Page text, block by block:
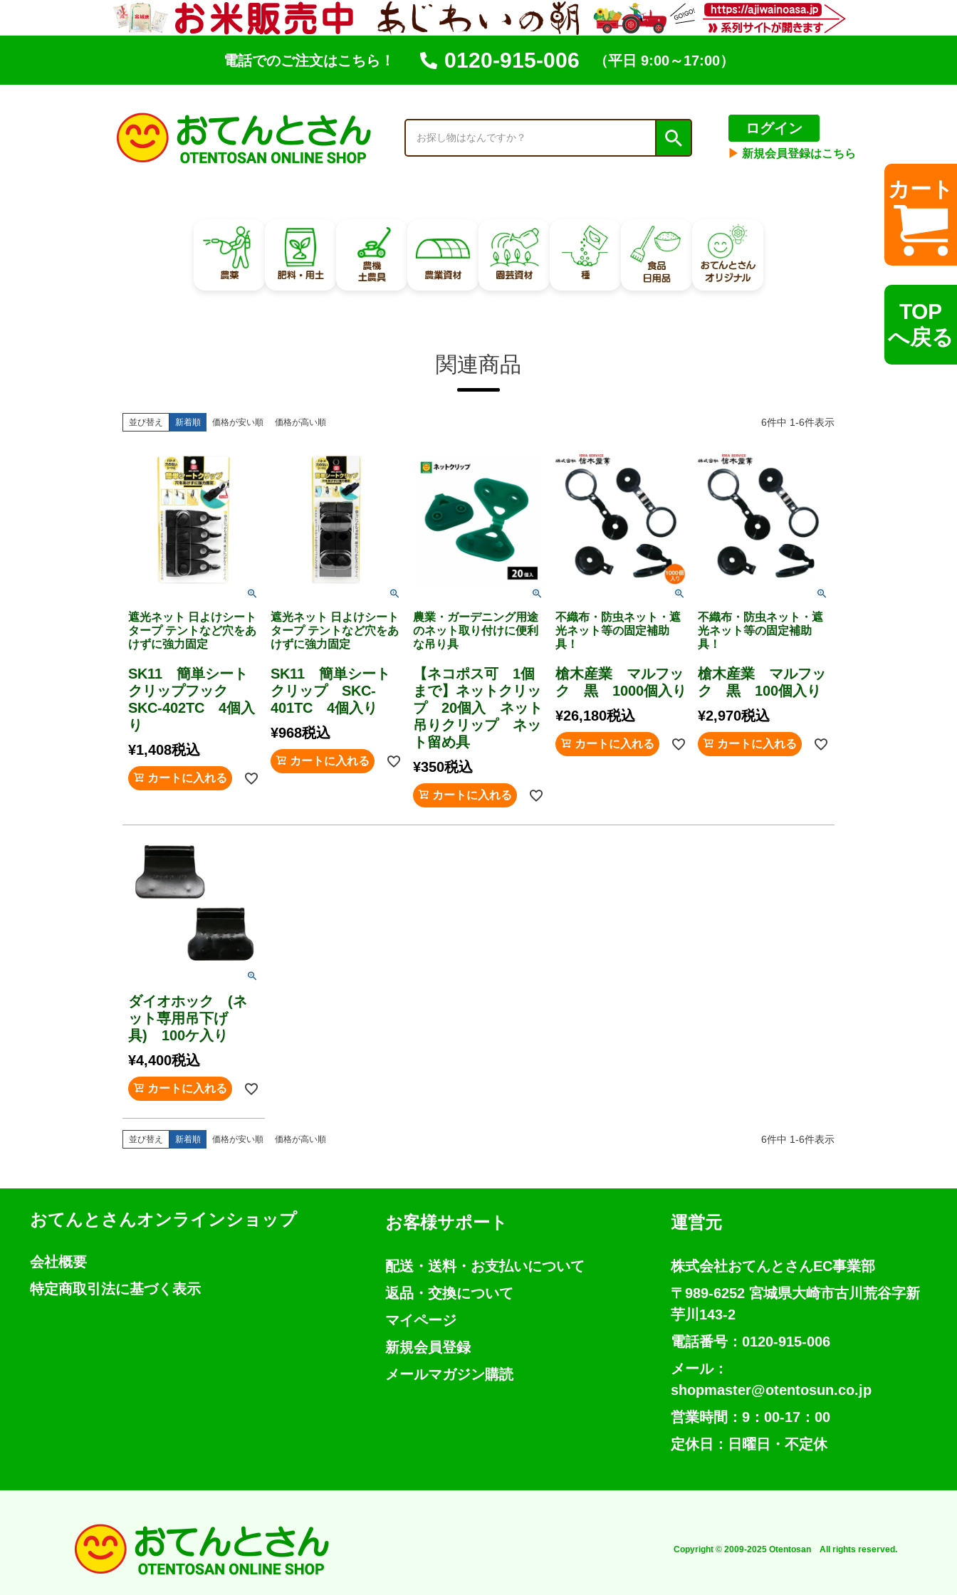
電話でのご注文はこちら！ 0120-915-006 （平日 9:00～17:00）
検索
ログイン
▶︎ 新規会員登録はこちら
カート
TOP
へ戻る
関連商品
並び替え 新着順 価格が安い順 価格が高い順 6件中 1-6件表示
遮光ネット 日よけシート
タープ テントなど穴をあ
けずに強力固定
SK11 簡単シート
クリップフック
SKC-402TC 4個入
り
¥1,408税込
カートに入れる
遮光ネット 日よけシート
タープ テントなど穴をあ
けずに強力固定
SK11 簡単シート
クリップ SKC-
401TC 4個入り
¥968税込
カートに入れる
農業・ガーデニング用途
のネット取り付けに便利
な吊り具
【ネコポス可 1個
まで】ネットクリッ
プ 20個入 ネット
吊りクリップ ネッ
ト留め具
¥350税込
カートに入れる
不織布・防虫ネット・遮
光ネット等の固定補助
具！
槍木産業 マルフッ
ク 黒 1000個入り
¥26,180税込
カートに入れる
不織布・防虫ネット・遮
光ネット等の固定補助
具！
槍木産業 マルフッ
ク 黒 100個入り
¥2,970税込
カートに入れる
ダイオホック (ネ
ット専用吊下げ
具) 100ケ入り
¥4,400税込
カートに入れる
並び替え 新着順 価格が安い順 価格が高い順 6件中 1-6件表示
おてんとさんオンラインショップ
会社概要
特定商取引法に基づく表示
お客様サポート
配送・送料・お支払いについて
返品・交換について
マイページ
新規会員登録
メールマガジン購読
運営元
株式会社おてんとさんEC事業部
〒989-6252 宮城県大崎市古川荒谷字新
芋川143-2
電話番号：0120-915-006
メール：
shopmaster@otentosun.co.jp
営業時間：9：00-17：00
定休日：日曜日・不定休
Copyright © 2009-2025 Otentosan All rights reserved.